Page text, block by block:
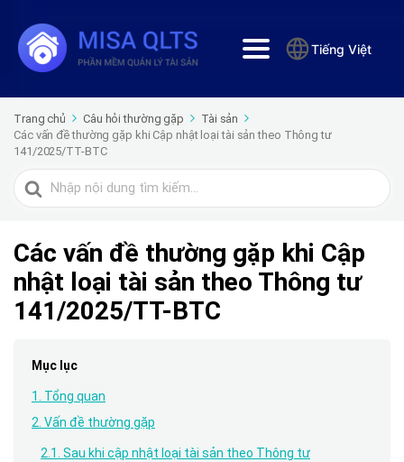
Tiếng Việt
Trang chủ Câu hỏi thường gặp
Tài sản
Các vấn đề thường gặp khi Cập nhật loại tài sản theo Thông tư
141/2025/TT-BTC
Tìm
kiếm
Các vấn đề thường gặp khi Cập
nhật loại tài sản theo Thông tư
141/2025/TT-BTC
Mục lục
1. Tổng quan
2. Vấn đề thường gặp
2.1. Sau khi cập nhật loại tài sản theo Thông tư